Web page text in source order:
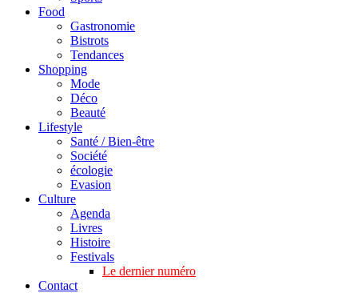
Food
Gastronomie
Bistrots
Tendances
Shopping
Mode
Déco
Beauté
Lifestyle
Santé / Bien-être
Société
écologie
Evasion
Culture
Agenda
Livres
Histoire
Festivals
Le dernier numéro
Contact